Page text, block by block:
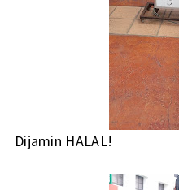
Dijamin HALAL!